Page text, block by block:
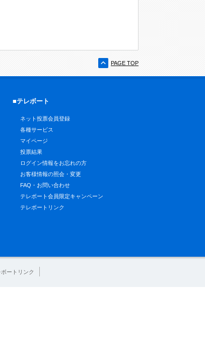
PAGE TOP
■テレボート
ネット投票会員登録
各種サービス
マイページ
投票結果
ログイン情報をお忘れの方
お客様情報の照会・変更
FAQ・お問い合わせ
テレボート会員限定キャンペーン
テレボートリンク
ートリンク